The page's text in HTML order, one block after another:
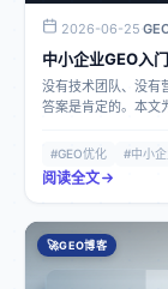
2026-06-25·
中小企业GEO入
没有技术团队、没有
答案是肯定的。本文
#GEO优化 #中小企
阅读全文
🚀GEO博客